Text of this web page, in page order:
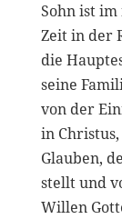
Sohn ist
Zeit in der
die
seine
von der
in
Glauben,
stellt und
Willen